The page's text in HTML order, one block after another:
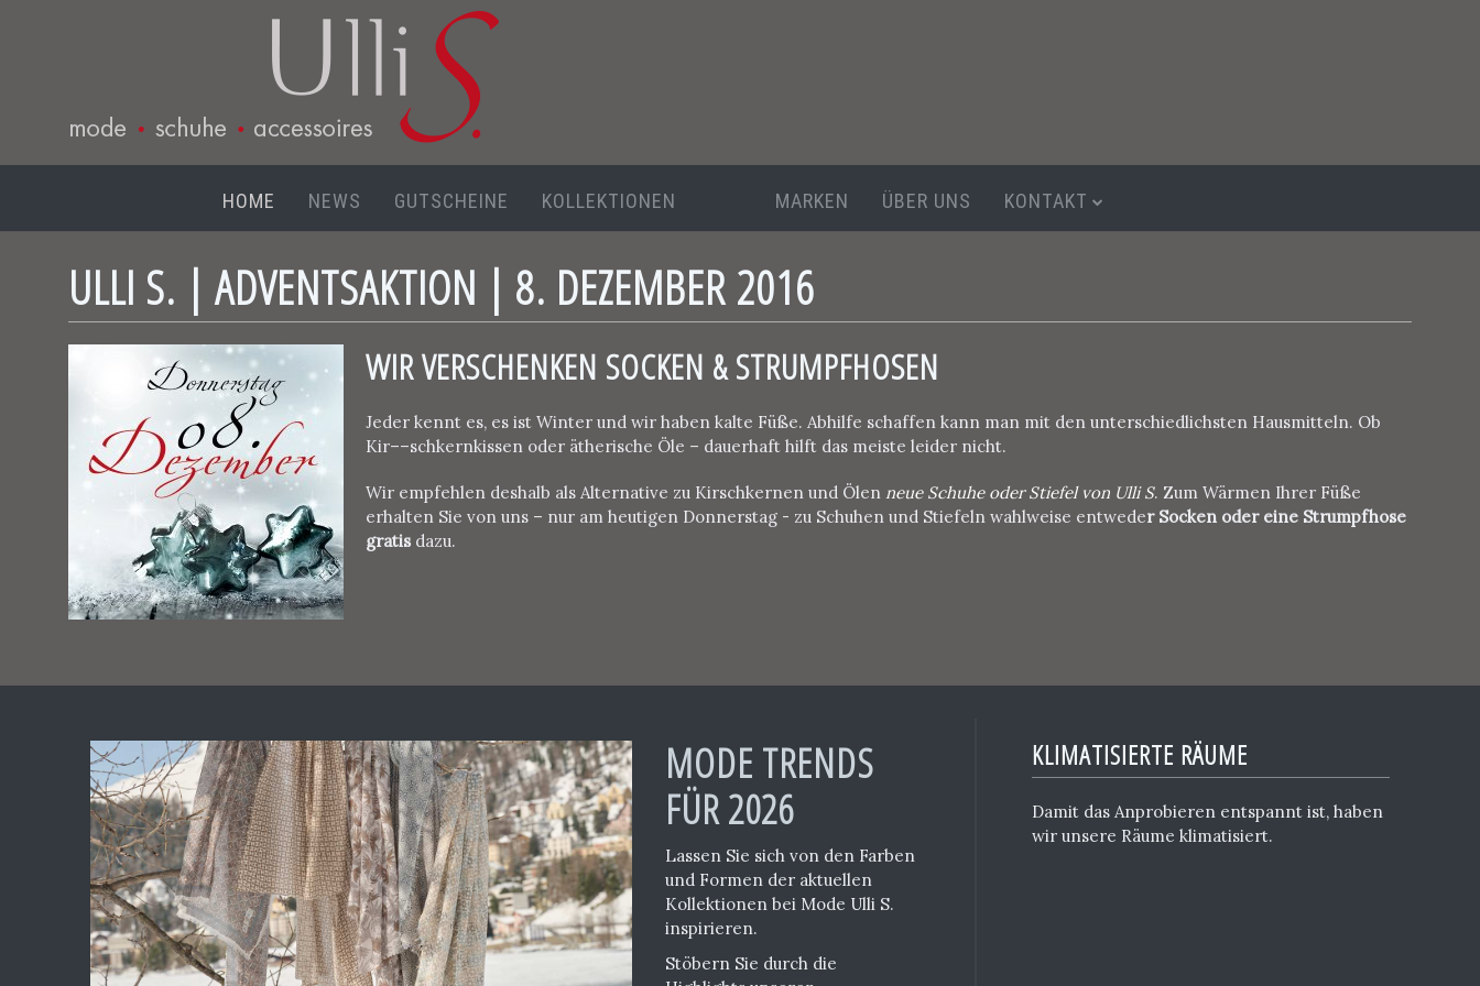
HOME NEWS GUTSCHEINE KOLLEKTIONEN MARKEN ÜBER UNS KONTAKT
ULLI S. | ADVENTSAKTION | 8. DEZEMBER 2016
WIR VERSCHENKEN SOCKEN & STRUMPFHOSEN
Jeder kennt es, es ist Winter und wir haben kalte Füße. Abhilfe schaffen kann man mit den unterschiedlichsten Hausmitteln. Ob
Kir––schkernkissen oder ätherische Öle – dauerhaft hilft das meiste leider nicht.
Wir empfehlen deshalb als Alternative zu Kirschkernen und Ölen neue Schuhe oder Stiefel von Ulli S. Zum Wärmen Ihrer Füße
erhalten Sie von uns – nur am heutigen Donnerstag - zu Schuhen und Stiefeln wahlweise entweder Socken oder eine Strumpfhose
gratis dazu.
MODE TRENDS
FÜR 2026
Lassen Sie sich von den Farben
und Formen der aktuellen
Kollektionen bei Mode Ulli S.
inspirieren.
Stöbern Sie durch die
KLIMATISIERTE RÄUME
Damit das Anprobieren entspannt ist, haben
wir unsere Räume klimatisiert.